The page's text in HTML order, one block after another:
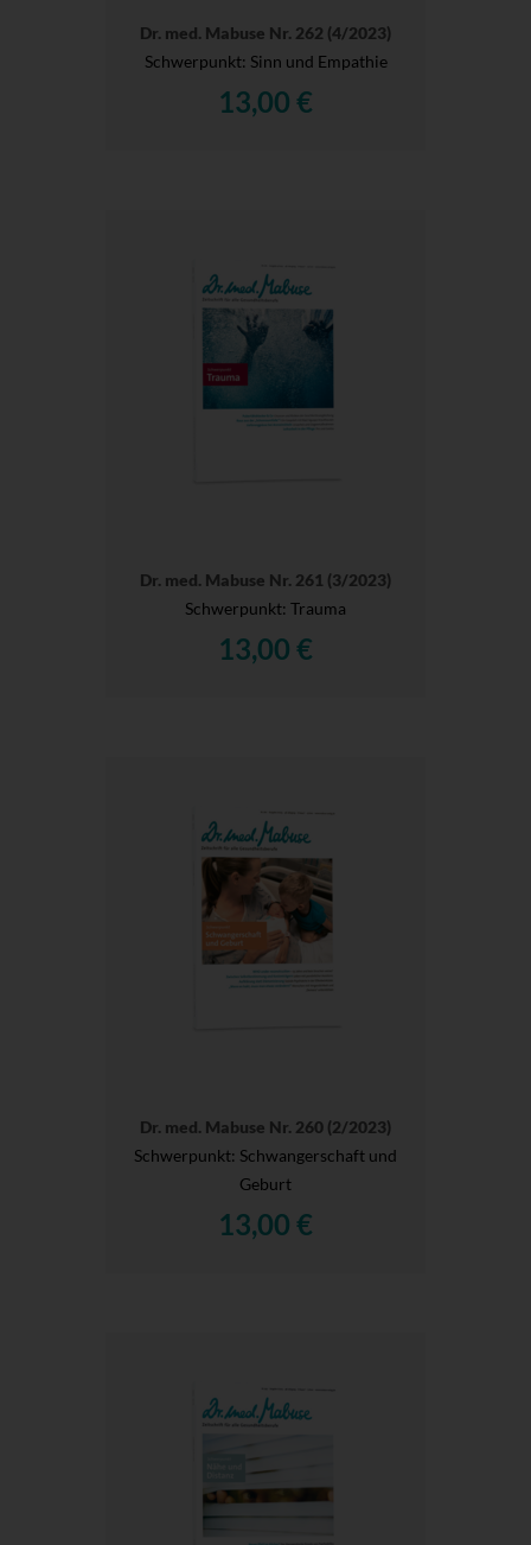
Dr. med. Mabuse Nr. 262 (4/2023)
Schwerpunkt: Sinn und Empathie
13,00 €
Dr. med. Mabuse Nr. 261 (3/2023)
Schwerpunkt: Trauma
13,00 €
Dr. med. Mabuse Nr. 260 (2/2023)
Schwerpunkt: Schwangerschaft und
Geburt
13,00 €